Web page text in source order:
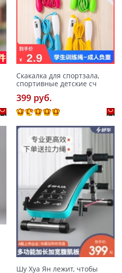
Скакалка для спортзала,
спортивные детские сч
399 pуб.
Шу Хуа Ян лежит, чтобы